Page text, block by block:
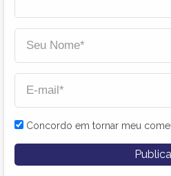
Concordo em tornar meu